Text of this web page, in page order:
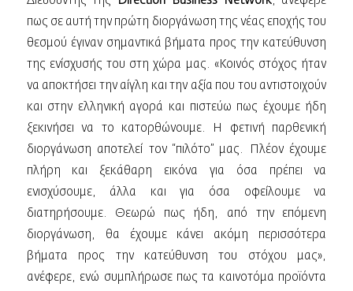
πως σε αυτή την πρώτη διοργάνωση της νέας εποχής του
θεσμού έγιναν σημαντικά βήματα προς την κατεύθυνση
της ενίσχυσής του στη χώρα μας. «Κοινός στόχος ήταν
να αποκτήσει την αίγλη και την αξία που του αντιστοιχούν
και στην ελληνική αγορά και πιστεύω πως έχουμε ήδη
ξεκινήσει να το κατορθώνουμε. Η φετινή παρθενική
διοργάνωση αποτελεί τον “πιλότο” μας. Πλέον έχουμε
πλήρη και ξεκάθαρη εικόνα για όσα πρέπει να
ενισχύσουμε, άλλα και για όσα οφείλουμε να
διατηρήσουμε. Θεωρώ πως ήδη, από την επόμενη
διοργάνωση, θα έχουμε κάνει ακόμη περισσότερα
βήματα προς την κατεύθυνση του στόχου μας»,
ανέφερε, ενώ συμπλήρωσε πως τα καινοτόμα προϊόντα